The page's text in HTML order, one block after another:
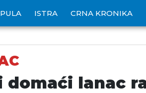
PULA ISTRA CRNA KRONIKA
domaći lanac